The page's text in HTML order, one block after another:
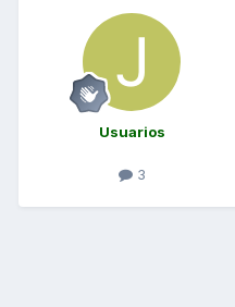
Usuarios
3